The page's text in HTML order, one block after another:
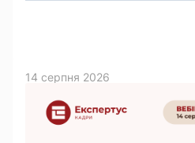
14 серпня 2026